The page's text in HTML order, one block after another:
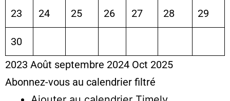
23 24 25 26 27 28 29
30
2023 Août septembre 2024 Oct 2025
Abonnez-vous au calendrier filtré